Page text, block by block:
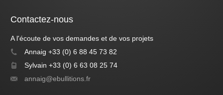
Contactez-nous
A l'écoute de vos demandes et de vos projets
Annaig +33 (0) 6 88 45 73 82
Sylvain +33 (0) 6 63 08 25 74
annaig@ebullitions.fr